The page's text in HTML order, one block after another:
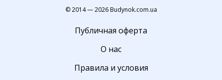
© 2014 — 2026 Budynok.com.ua
Публичная оферта
О нас
Правила и условия